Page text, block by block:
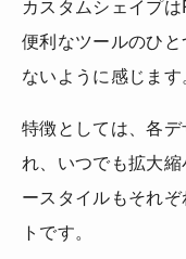
カスタムシェイプ
便利なツールのひ
ないように感じます。
特徴としては、各
れ、いつでも拡大
ースタイルもそれ
トです。